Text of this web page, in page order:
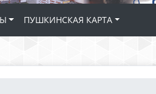
ПУШКИНСКАЯ КАРТА